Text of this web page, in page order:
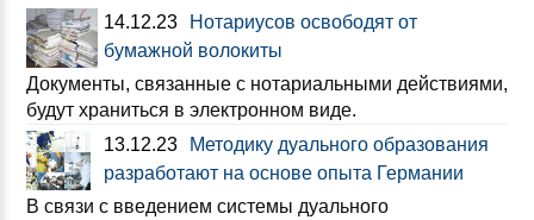
14.12.23
Нотариусов освободят от
бумажной волокиты
Документы, связанные с нотариальными действиями,
будут храниться в электронном виде.
13.12.23
Методику дуального образования
разработают на основе опыта Германии
В связи с введением системы дуального